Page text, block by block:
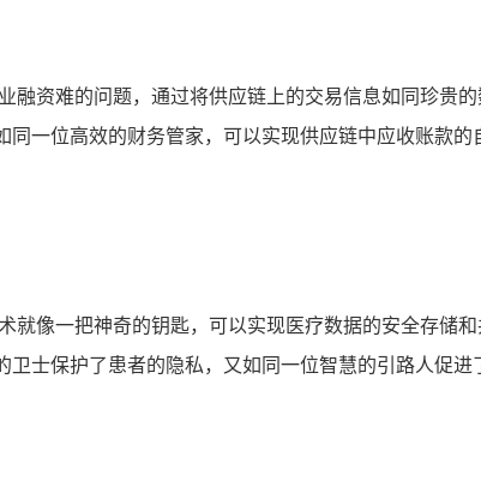
资难的问题，通过将供应链上的交易信息如同珍贵
一位高效的财务管家，可以实现供应链中应收账款的
就像一把神奇的钥匙，可以实现医疗数据的安全存储
士保护了患者的隐私，又如同一位智慧的引路人促